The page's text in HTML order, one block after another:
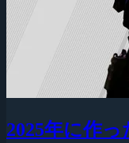
2025年に作